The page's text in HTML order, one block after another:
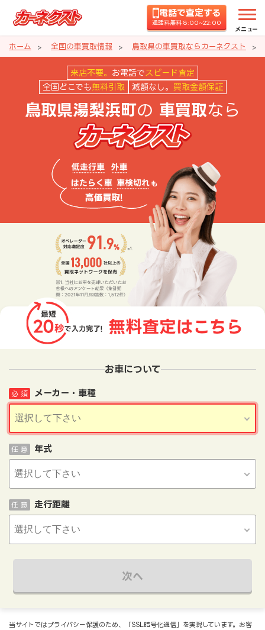
電話で査定する
通話料無料 8:00~22:00
メニュー
ホーム 全国の車買取情報 鳥取県の車買取ならカーネクスト
鳥取県湯梨浜町の車買取ならカ
来店不要。 お電話で スピード査定
全国どこでも 無料引取 減額なし。 買取金額保証
鳥取県湯梨浜町の 車買取なら
お車について
メーカー・車種
必 須
年式
任 意
走行距離
任 意
次へ
当サイトではプライバシー保護のため、「SSL暗号化通信」を実現しています。お客